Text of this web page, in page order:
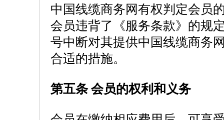
中国线缆商务网有权判定会员
会员违背了《服务条款》的规
号中断对其提供中国线缆商务
合适的措施。
第五条 会员的权利和义务